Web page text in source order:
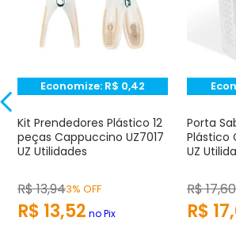
Avalie o produto de 1 até 5
★ ★★ ☆☆
Endereço de e-mail
Escrever avaliação
Economize: R$ 0,42
Kit Prendedores Plástico 12
peças Cappuccino UZ7017
UZ Utilidades
R$13,943% OFF
R$ 13,52 no Pix
Porta
Plástico
UZ
R$17,60
R$ 17,